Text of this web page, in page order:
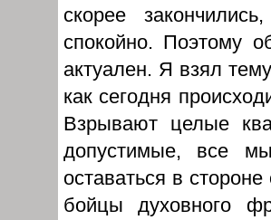
скорее
спокойно. Поэтому
актуален. Я взял
как сегодня
Взрывают целые
допустимые, все
оставаться в
бойцы духовного